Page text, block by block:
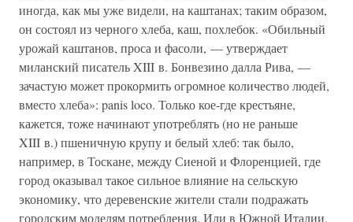
иногда, как мы уже видели, на каштанах; таким образом,
он состоял из черного хлеба, каш, похлебок. «Обильный
урожай каштанов, проса и фасоли, — утверждает
миланский писатель XIII в. Бонвезино далла Рива, —
зачастую может прокормить огромное количество людей,
вместо хлеба»: panis loco. Только кое-где крестьяне,
кажется, тоже начинают употреблять (но не раньше
XIII в.) пшеничную крупу и белый хлеб: так было,
например, в Тоскане, между Сиеной и Флоренцией, где
город оказывал такое сильное влияние на сельскую
экономику, что деревенские жители стали подражать
городским моделям потребления. Или в Южной Италии,